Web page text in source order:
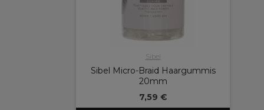
Sibel
Sibel Micro-Braid Haargummis
20mm
7,59 €